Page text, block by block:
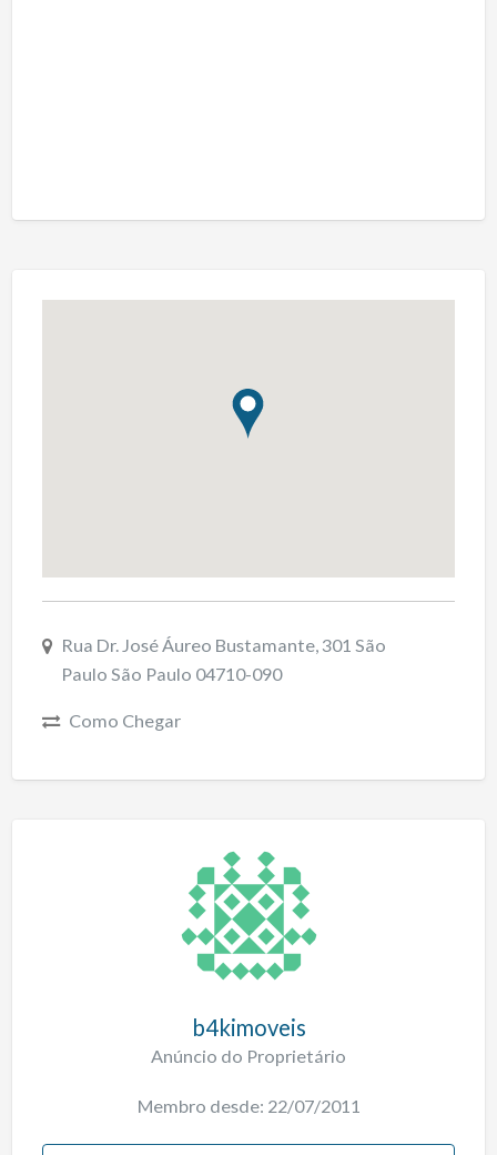
Rua Dr. José Áureo Bustamante, 301 São
Paulo São Paulo 04710-090
Como Chegar
b4kimoveis
Anúncio do Proprietário
Membro desde: 22/07/2011